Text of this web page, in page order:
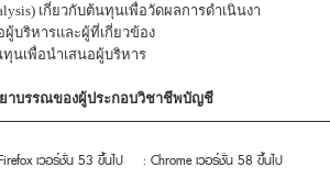
เกี่ยวกับต้นทุนเพื่อวัดผลการดำเนินงา
บริหารและผู้ที่เกี่ยวข้อง
นเพื่อนำเสนอผู้บริหาร
าบรรณของผู้ประกอบวิชาชีพบัญชี
เวอร์ชั่น 53 ขึ้นไป : Chrome เวอร์ชั่น 58 ขึ้นไป